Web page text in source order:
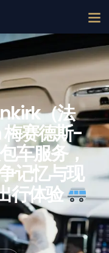
（法
赛德斯-
车服务，
记忆与现
行体验